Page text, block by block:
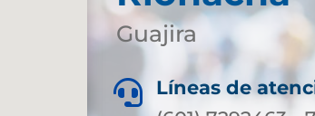
Guajira

Líneas de